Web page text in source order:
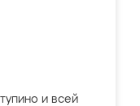
и всей